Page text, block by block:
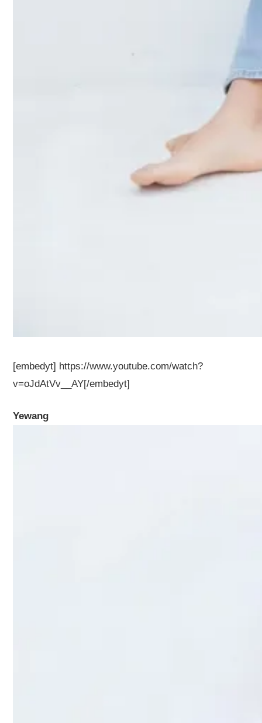
[embedyt] https://www.youtube.com/watch?
v=oJdAtVv__AY[/embedyt]
Yewang